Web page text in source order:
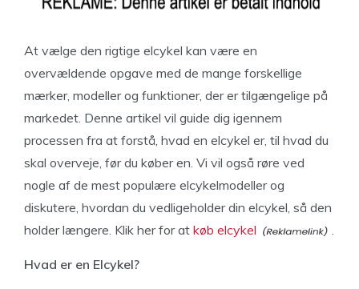
At vælge den rigtige elcykel kan være en
overvældende opgave med de mange forskellige
mærker, modeller og funktioner, der er tilgængelige på
markedet. Denne artikel vil guide dig igennem
processen fra at forstå, hvad en elcykel er, til hvad du
skal overveje, før du køber en. Vi vil også røre ved
nogle af de mest populære elcykelmodeller og
diskutere, hvordan du vedligeholder din elcykel, så den
holder længere. Klik her for at køb elcykel .
Hvad er en Elcykel?